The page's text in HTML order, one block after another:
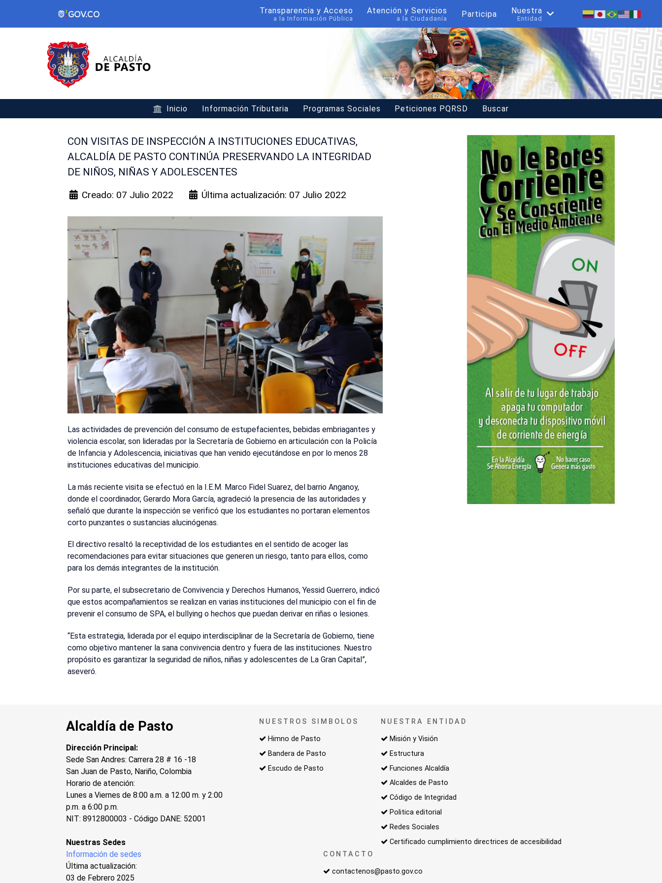
Transparencia y Acceso
a la Información Pública
Atención y Servicios
a la Ciudadanía Participa Nuestra
Entidad
Inicio Información Tributaria Programas Sociales Peticiones PQRSD Buscar
CON VISITAS DE INSPECCIÓN A INSTITUCIONES EDUCATIVAS,
ALCALDÍA DE PASTO CONTINÚA PRESERVANDO LA INTEGRIDAD
DE NIÑOS, NIÑAS Y ADOLESCENTES
Creado: 07 Julio 2022 Última actualización: 07 Julio 2022
Las actividades de prevención del consumo de estupefacientes, bebidas embriagantes y
violencia escolar, son lideradas por la Secretaría de Gobierno en articulación con la Policía
de Infancia y Adolescencia, iniciativas que han venido ejecutándose en por lo menos 28
instituciones educativas del municipio.
La más reciente visita se efectuó en la I.E.M. Marco Fidel Suarez, del barrio Anganoy,
donde el coordinador, Gerardo Mora García, agradeció la presencia de las autoridades y
señaló que durante la inspección se verificó que los estudiantes no portaran elementos
corto punzantes o sustancias alucinógenas.
El directivo resaltó la receptividad de los estudiantes en el sentido de acoger las
recomendaciones para evitar situaciones que generen un riesgo, tanto para ellos, como
para los demás integrantes de la institución.
Por su parte, el subsecretario de Convivencia y Derechos Humanos, Yessid Guerrero, indicó
que estos acompañamientos se realizan en varias instituciones del municipio con el fin de
prevenir el consumo de SPA, el bullying o hechos que puedan derivar en riñas o lesiones.
“Esta estrategia, liderada por el equipo interdisciplinar de la Secretaría de Gobierno, tiene
como objetivo mantener la sana convivencia dentro y fuera de las instituciones. Nuestro
propósito es garantizar la seguridad de niños, niñas y adolescentes de La Gran Capital”,
aseveró.
Alcaldía de Pasto
Dirección Principal:
Sede San Andres: Carrera 28 # 16 -18
San Juan de Pasto, Nariño, Colombia
Horario de atención:
Lunes a Viernes de 8:00 a.m. a 12:00 m. y 2:00
p.m. a 6:00 p.m.
NIT: 8912800003 - Código DANE: 52001
Nuestras Sedes
Información de sedes
Última actualización:
03 de Febrero 2025
NUESTROS SIMBOLOS
Himno de Pasto
Bandera de Pasto
Escudo de Pasto
NUESTRA ENTIDAD
Misión y Visión
Estructura
Funciones Alcaldía
Alcaldes de Pasto
Código de Integridad
Politica editorial
Redes Sociales
Certificado cumplimiento directrices de accesibilidad
CONTACTO
contactenos@pasto.gov.co